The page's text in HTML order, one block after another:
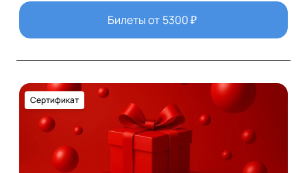
Билеты от 5300₽
Сертификат